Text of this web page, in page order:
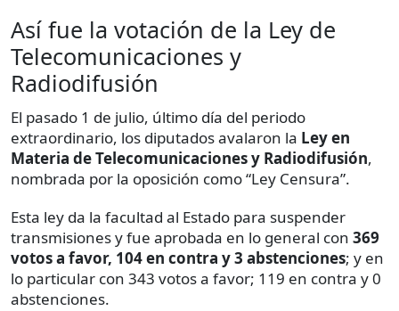
Así fue la votación de la Ley de
Telecomunicaciones y
Radiodifusión
El pasado 1 de julio, último día del periodo
extraordinario, los diputados avalaron la Ley en
Materia de Telecomunicaciones y Radiodifusión,
nombrada por la oposición como “Ley Censura”.
Esta ley da la facultad al Estado para suspender
transmisiones y fue aprobada en lo general con 369
votos a favor, 104 en contra y 3 abstenciones; y en
lo particular con 343 votos a favor; 119 en contra y 0
abstenciones.